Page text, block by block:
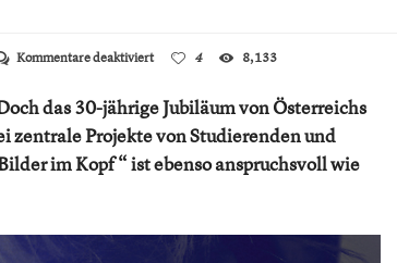
Kommentare deaktiviertfür
zum
Doppeljubiläum
4 8,133
das 30-jährige Jubiläum von Österreichs
zentrale Projekte von Studierenden und
im Kopf “ ist ebenso anspruchsvoll wie